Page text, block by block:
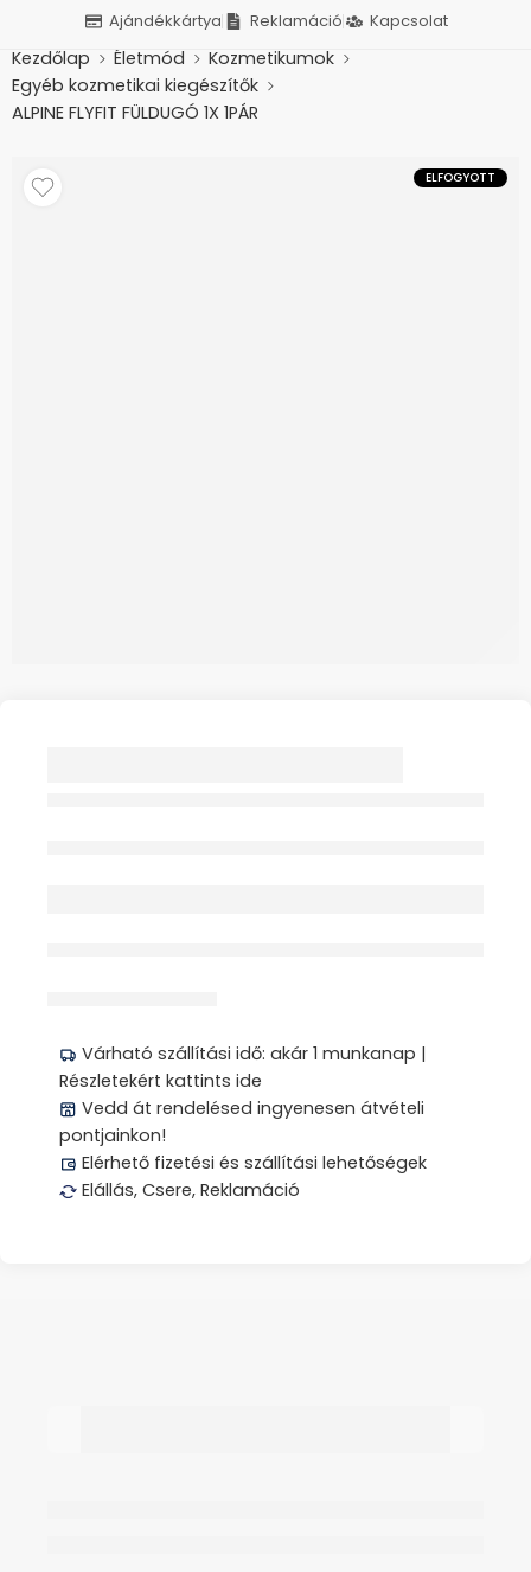
Ajándékkártya Reklamáció Kapcsolat
Kezdőlap Életmód
Kozmetikumok
Egyéb kozmetikai kiegészítők
ALPINE FLYFIT FÜLDUGÓ 1X 1PÁR
ELFOGYOTT
Várható szállítási idő: akár 1 munkanap |
Részletekért kattints ide
Vedd át rendelésed ingyenesen átvételi
pontjainkon!
Elérhető fizetési és szállítási lehetőségek
Elállás, Csere, Reklamáció